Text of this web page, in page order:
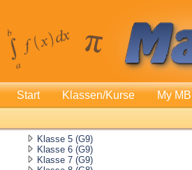
Start Klassen/Kurse My MB
Klasse 5 (G9)
Klasse 6 (G9)
Klasse 7 (G9)